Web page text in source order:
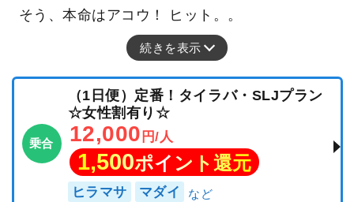
そう、本命はアコウ！ ヒット。。
続きを表示
乗合
（1日便）定番！タイラバ・SLJプラン
☆女性割有り☆
12,000 円/人
1,500ポイント還元
ヒラマサ マダイ